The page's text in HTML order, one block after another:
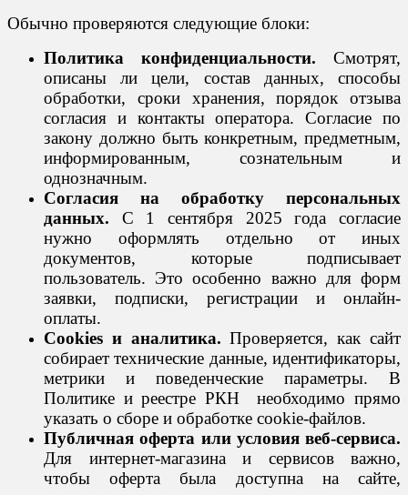
Обычно проверяются следующие блоки:
Политика конфиденциальности. Смотрят,
описаны ли цели, состав данных, способы
обработки, сроки хранения, порядок отзыва
согласия и контакты оператора. Согласие по
закону должно быть конкретным, предметным,
информированным, сознательным и
однозначным.
Согласия на обработку персональных
данных. С 1 сентября 2025 года согласие
нужно оформлять отдельно от иных
документов, которые подписывает
пользователь. Это особенно важно для форм
заявки, подписки, регистрации и онлайн-
оплаты.
Cookies и аналитика. Проверяется, как сайт
собирает технические данные, идентификаторы,
метрики и поведенческие параметры. В
Политике и реестре РКН необходимо прямо
указать о сборе и обработке cookie-файлов.
Публичная оферта или условия веб-сервиса.
Для интернет-магазина и сервисов важно,
чтобы оферта была доступна на сайте,